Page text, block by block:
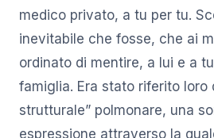
medico privato, a tu per tu.
inevitabile che fosse, che ai
ordinato di mentire, a lui e a
famiglia. Era stato riferito loro
strutturale” polmonare, una
espressione attraverso la